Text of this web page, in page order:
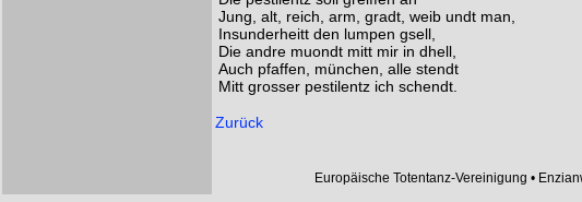
Jung, alt, reich, arm, gradt, weib undt man,
Insunderheitt den lumpen gsell,
Die andre muondt mitt mir in dhell,
Auch pfaffen, münchen, alle stendt
Mitt grosser pestilentz ich schendt.
Zurück
Europäische Totentanz-Vereinigung •